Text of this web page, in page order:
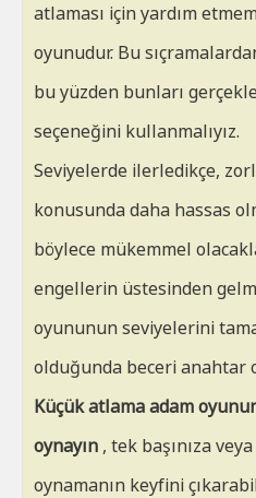
atlaması için yardım
oyunudur. Bu
bu yüzden bunları
seçeneğini kullanmalıyız.
Seviyelerde ilerledikçe,
konusunda daha hassas
böylece mükemmel
engellerin üstesinden
oyununun seviyelerini
olduğunda beceri anahtar
Küçük atlama adam
oynayın , tek başınıza
oynamanın keyfini